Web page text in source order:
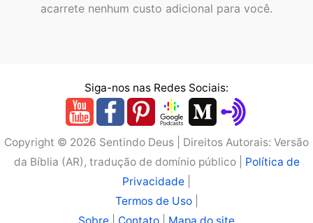
acarrete nenhum custo adicional para você.
Siga-nos nas Redes Sociais:
Copyright © 2026 Sentindo Deus | Direitos Autorais: Versão
da Bíblia (AR), tradução de domínio público | Política de
Privacidade
Termos de Uso|